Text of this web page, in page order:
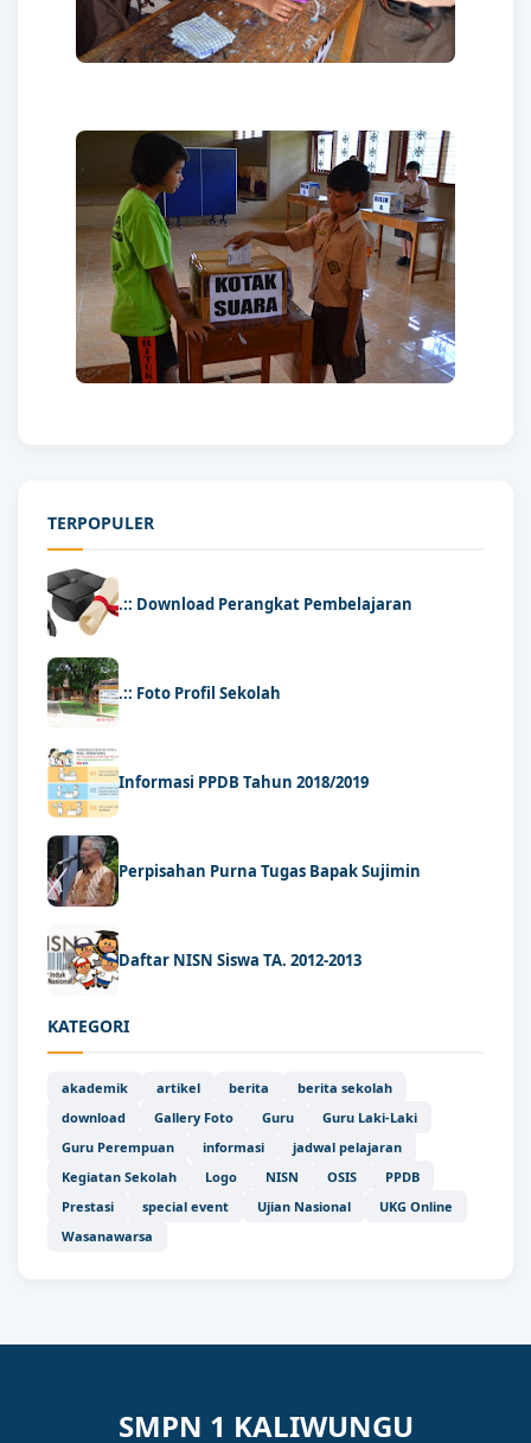
TERPOPULER
.:: Download Perangkat Pembelajaran
.:: Foto Profil Sekolah
Informasi PPDB Tahun 2018/2019
Perpisahan Purna Tugas Bapak Sujimin
Daftar NISN Siswa TA. 2012-2013
KATEGORI
akademik artikel berita
berita sekolah
download
Gallery Foto Guru
Guru Laki-Laki
Guru Perempuan
informasi
jadwal pelajaran
Kegiatan Sekolah
Logo NISN OSIS
PPDB
Prestasi
special event Ujian Nasional
UKG Online
Wasanawarsa
SMPN 1 KALIWUNGU